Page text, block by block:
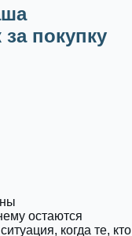
покупку
остаются
когда те, кто